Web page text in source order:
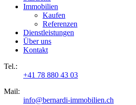
Immobilien
Kaufen
Referenzen
Dienstleistungen
Über uns
Kontakt
Tel.:
+41 78 880 43 03
Mail:
info@bernardi-immobilien.ch